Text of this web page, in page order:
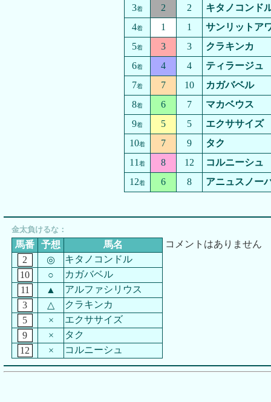
3着 2 2
キタノコンド
4着 1 1
サンリットア
5着 3 3
クラキンカ
6着 4 4
ティラージュ
7着 7 10
カガバベル
8着 6 7
マカベウス
9着 5 5
エクササイズ
10着 7 9
タク
11 着 8 12
コルニーシュ
12着 6 8 アニュスノー
金太負けるな：
馬番 予想
馬名
2
◎
キタノコンドル
10
○
カガバベル
11
▲
アルファシリウス
3
△
クラキンカ
5
×
エクササイズ
9
×
タク
12
× コルニーシュ
コメントはありません